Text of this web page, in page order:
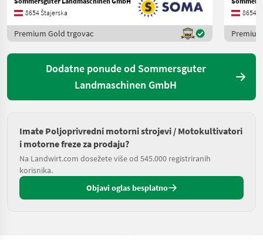
8654 Štajerska
Premium Gold trgovac
8654
Dodatne ponude od Sommersguter
Landmaschinen GmbH
Imate Poljoprivredni motorni strojevi / Motokultivatori
i motorne freze za prodaju?
Na Landwirt.com dosežete više od 545.000 registriranih
korisnika.
Objavi oglas besplatno